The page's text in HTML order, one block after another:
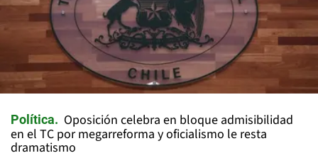
Política
Oposición celebra en bloque admisibilidad
en el TC por megarreforma y oficialismo le resta
dramatismo